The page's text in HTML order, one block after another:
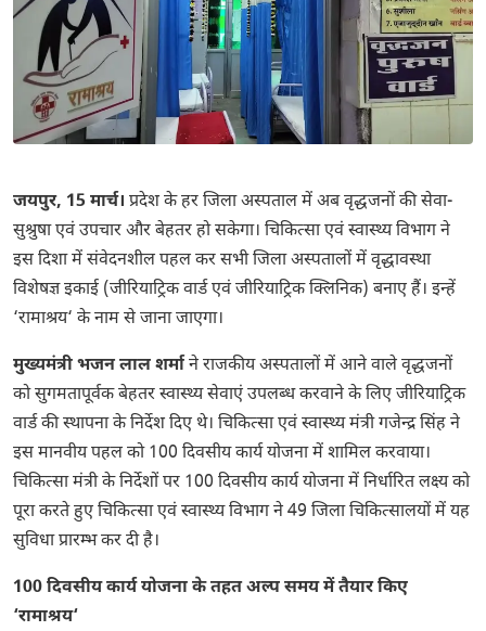
जयपुर, 15 मार्च। प्रदेश के हर जिला अस्पताल में अब वृद्धजनों की सेवा-
सुश्रुषा एवं उपचार और बेहतर हो सकेगा। चिकित्सा एवं स्वास्थ्य विभाग ने
इस दिशा में संवेदनशील पहल कर सभी जिला अस्पतालों में वृद्धावस्था
विशेषज्ञ इकाई (जीरियाट्रिक वार्ड एवं जीरियाट्रिक क्लिनिक) बनाए हैं। इन्हें
‘रामाश्रय‘ के नाम से जाना जाएगा।
मुख्यमंत्री भजन लाल शर्माने राजकीय अस्पतालों में आने वाले वृद्धजनों
को सुगमतापूर्वक बेहतर स्वास्थ्य सेवाएं उपलब्ध करवाने के लिए जीरियाट्रिक
वार्ड की स्थापना के निर्देश दिए थे। चिकित्सा एवं स्वास्थ्य मंत्री गजेन्द्र सिंह ने
इस मानवीय पहल को 100 दिवसीय कार्य योजना में शामिल करवाया।
चिकित्सा मंत्री के निर्देशों पर 100 दिवसीय कार्य योजना में निर्धारित लक्ष्य को
पूरा करते हुए चिकित्सा एवं स्वास्थ्य विभाग ने 49 जिला चिकित्सालयों में यह
सुविधा प्रारम्भ कर दी है।
100 दिवसीय कार्य योजना के तहत अल्प समय में तैयार किए
‘रामाश्रय‘